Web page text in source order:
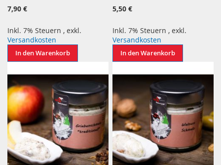
7,90 €
Inkl. 7% Steuern , exkl.
Versandkosten
In den Warenkorb
5,50 €
Inkl. 7% Steuern ,exkl.
Versandkosten
In den Warenkorb